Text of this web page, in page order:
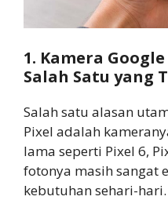
1. Kamera
Salah Satu yang
Salah satu alasan
Pixel adalah
lama seperti Pixel 6,
fotonya masih sangat
kebutuhan sehari-hari.